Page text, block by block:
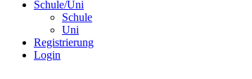
Schule/Uni
Schule
Uni
Registrierung
Login